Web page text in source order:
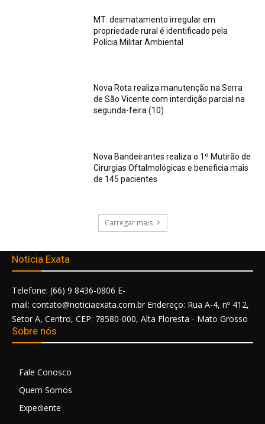
MT: desmatamento irregular em
propriedade rural é identificado pela
Polícia Militar Ambiental
Nova Rota realiza manutenção na Serra
de São Vicente com interdição parcial na
segunda-feira (10)
Nova Bandeirantes realiza o 1º Mutirão de
Cirurgias Oftalmológicas e beneficia mais
de 145 pacientes
Carregar mais
Notícia Exata
Telefone: (66) 9 8436-0806 E-
mail: contato@noticiaexata.com.br Endereço: Rua A-4, nº 412,
Setor A, Centro, CEP: 78580-000, Alta Floresta - Mato Grosso
Sobre nós
Fale Conosco
Quem Somos
Expediente